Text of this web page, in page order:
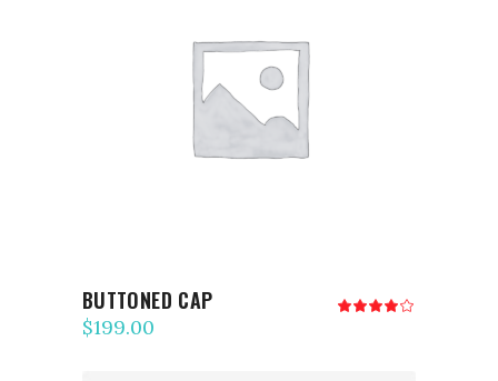
AJOUTER AU PANIER
BUTTONED CAP
$199.00